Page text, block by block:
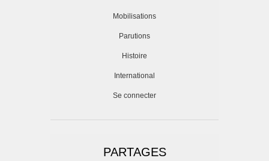
Mobilisations
Parutions
Histoire
International
Se connecter
PARTAGES